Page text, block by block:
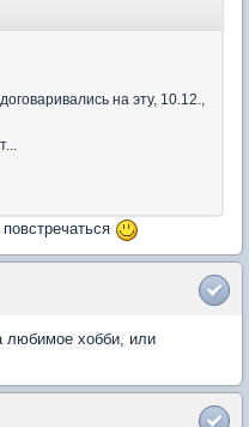
на эту, 10.12.,
любимое хобби, или